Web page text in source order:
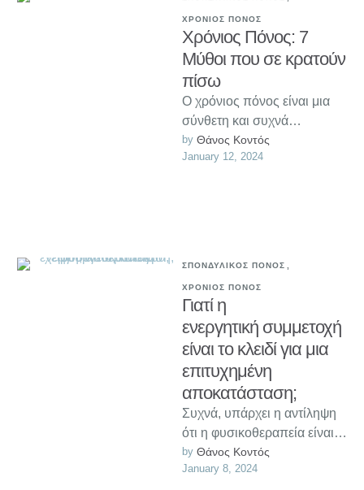
ΧΡΟΝΙΟΣ ΠΟΝΟΣ
Χρόνιος Πόνος: 7
Μύθοι που σε κρατούν
πίσω
Ο χρόνιος πόνος είναι μια
σύνθετη και συχνά
παρεξηγημένη κατάσταση.
Σε αυτό το άρθρο
by Θάνος Κοντός
January 12, 2024
ΣΠΟΝΔΥΛΙΚΟΣ ΠΟΝΟΣ
ΧΡΟΝΙΟΣ ΠΟΝΟΣ
Γιατί η
ενεργητική συμμετοχή
είναι το κλειδί για μια
επιτυχημένη
αποκατάσταση;
Συχνά, υπάρχει η αντίληψη
ότι η φυσικοθεραπεία είναι
κάτι που γίνεται σε εσένα. Τι
ρόλο μπορείς να παίξεις …
by Θάνος Κοντός
January 8, 2024